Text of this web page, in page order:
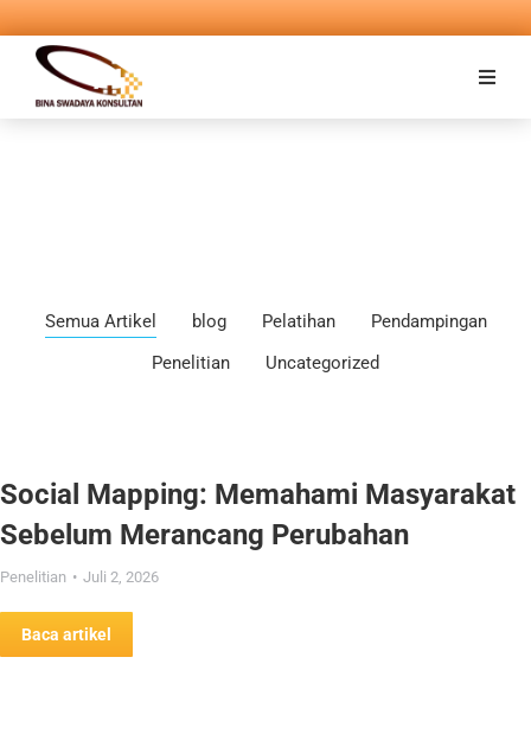
Semua Artikel blog Pelatihan
Pendampingan
Penelitian
Uncategorized
Social Mapping: Memahami Masyarakat
Sebelum Merancang Perubahan
Penelitian Juli 2, 2026
Baca artikel